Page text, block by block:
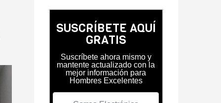
SUSCRÍBETE AQUÍ
GRATIS
Suscríbete ahora mismo y
mantente actualizado con la
mejor información para
Hombres Excelentes